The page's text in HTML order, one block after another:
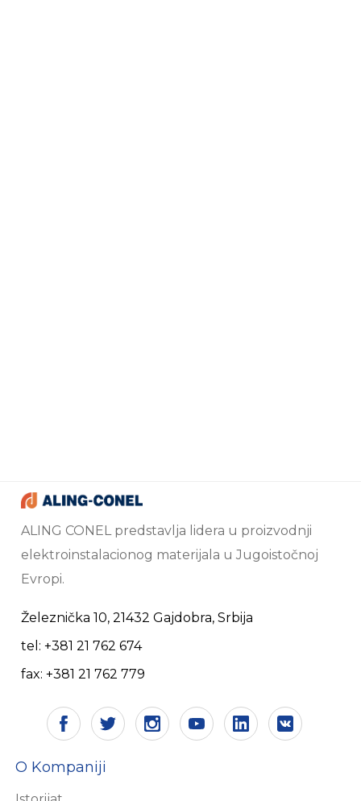
ALING CONEL predstavlja lidera u proizvodnji
elektroinstalacionog materijala u Jugoistočnoj
Evropi.
Železnička 10, 21432 Gajdobra, Srbija
tel: +381 21 762 674
fax: +381 21 762 779
O Kompaniji